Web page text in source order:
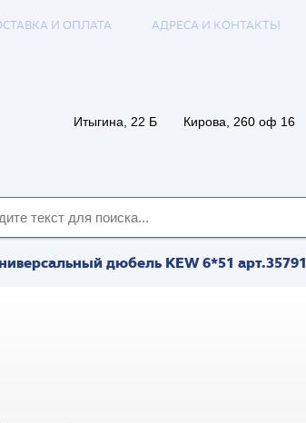
И ОПЛАТА АДРЕСА И КОНТАКТЫ
Итыгина, 22 Б Кирова, 260 оф 16
дюбель KEW 6*51 арт.35791